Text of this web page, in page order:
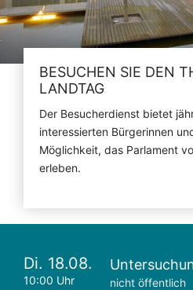
BESUCHEN SIE DEN
LANDTAG
Der Besucherdienst bietet
interessierten Bürgerinnen
Möglichkeit, das Parlament
erleben.
Di. 18.08.
10:00 Uhr nicht öffentlich